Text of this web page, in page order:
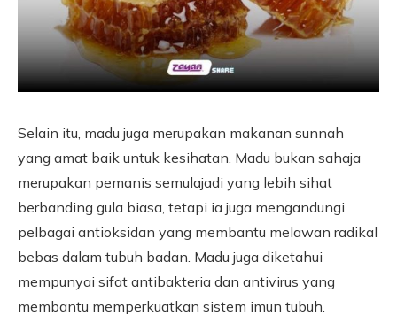
Selain itu, madu juga merupakan makanan sunnah
yang amat baik untuk kesihatan. Madu bukan sahaja
merupakan pemanis semulajadi yang lebih sihat
berbanding gula biasa, tetapi ia juga mengandungi
pelbagai antioksidan yang membantu melawan radikal
bebas dalam tubuh badan. Madu juga diketahui
mempunyai sifat antibakteria dan antivirus yang
membantu memperkuatkan sistem imun tubuh.